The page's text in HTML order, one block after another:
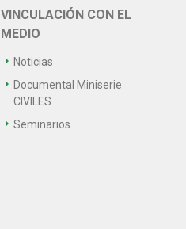
VINCULACIÓN CON EL
MEDIO
Noticias
Documental Miniserie
CIVILES
Seminarios